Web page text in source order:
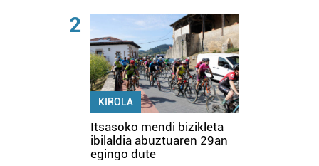
2
KIROLA
Itsasoko mendi bizikleta
ibilaldia abuztuaren 29an
egingo dute